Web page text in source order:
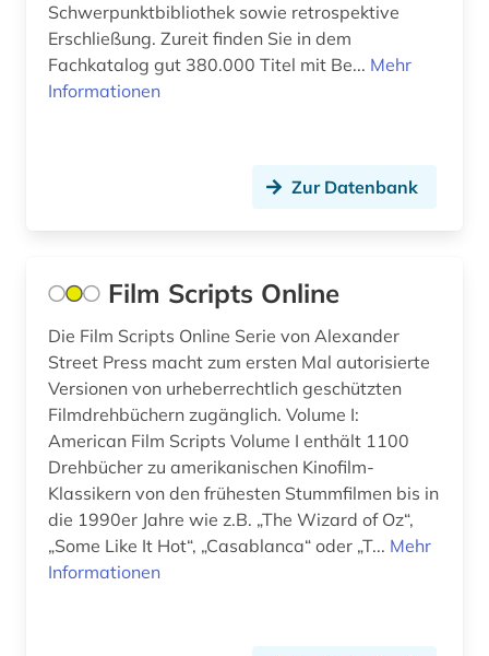
Schwerpunktbibliothek sowie retrospektive
Erschließung. Zureit finden Sie in dem
Fachkatalog gut 380.000 Titel mit Be... Mehr
Informationen
Zur Datenbank
Film Scripts Online
Die Film Scripts Online Serie von Alexander
Street Press macht zum ersten Mal autorisierte
Versionen von urheberrechtlich geschützten
Filmdrehbüchern zugänglich. Volume I:
American Film Scripts Volume I enthält 1100
Drehbücher zu amerikanischen Kinofilm-
Klassikern von den frühesten Stummfilmen bis in
die 1990er Jahre wie z.B. „The Wizard of Oz“,
„Some Like It Hot“, „Casablanca“ oder „T... Mehr
Informationen